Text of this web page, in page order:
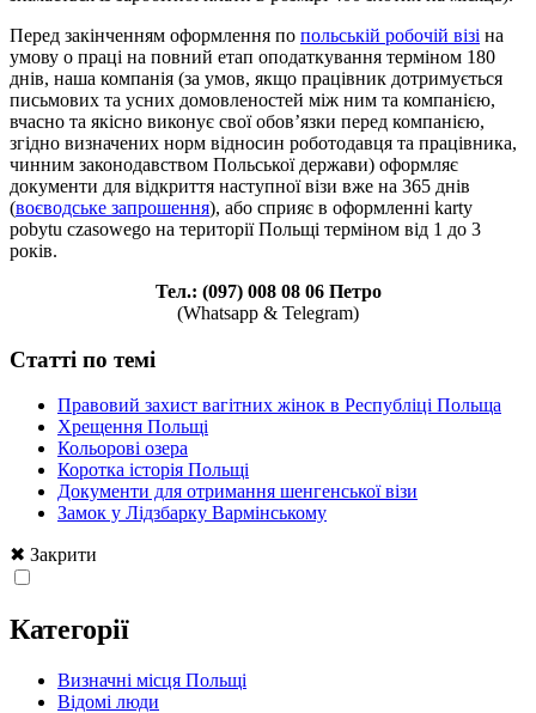
Перед закінченням оформлення по польській робочій візі на
умову о праці на повний етап оподаткування терміном 180
днів, наша компанія (за умов, якщо працівник дотримується
письмових та усних домовленостей між ним та компанією,
вчасно та якісно виконує свої обов’язки перед компанією,
згідно визначених норм відносин роботодавця та працівника,
чинним законодавством Польської держави) оформляє
документи для відкриття наступної візи вже на 365 днів
(воєводське запрошення), або сприяє в оформленні karty
pobytu czasowego на території Польщі терміном від 1 до 3
років.
Тел.: (097) 008 08 06 Петро
(Whatsapp & Telegram)
Статті по темі
Правовий захист вагітних жінок в Республіці Польща
Хрещення Польщі
Кольорові озера
Коротка історія Польщі
Документи для отримання шенгенської візи
Замок у Лідзбарку Вармінському
✖ Закрити
Категорії
Визначні місця Польщі
Відомі люди